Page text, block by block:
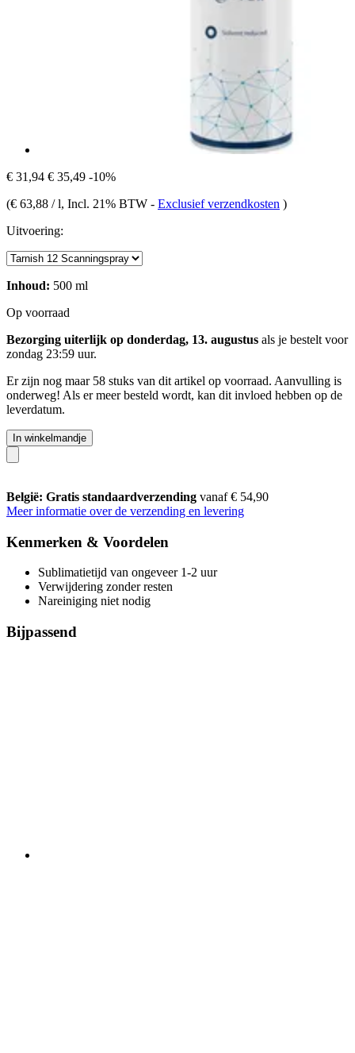
€ 31,94 € 35,49 -10%
(€ 63,88 / l, Incl. 21% BTW - Exclusief verzendkosten )
Uitvoering:
Inhoud: 500 ml
Op voorraad
Bezorging uiterlijk op donderdag, 13. augustus als je bestelt voor
zondag 23:59 uur.
Er zijn nog maar 58 stuks van dit artikel op voorraad. Aanvulling is
onderweg! Als er meer besteld wordt, kan dit invloed hebben op de
leverdatum.
In winkelmandje
België: Gratis standaardverzending vanaf € 54,90
Meer informatie over de verzending en levering
Kenmerken & Voordelen
Sublimatietijd van ongeveer 1-2 uur
Verwijdering zonder resten
Nareiniging niet nodig
Bijpassend